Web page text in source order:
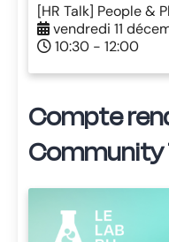
[HR Talk] People &
vendredi 11
10:30 - 12:00
Compte
Community